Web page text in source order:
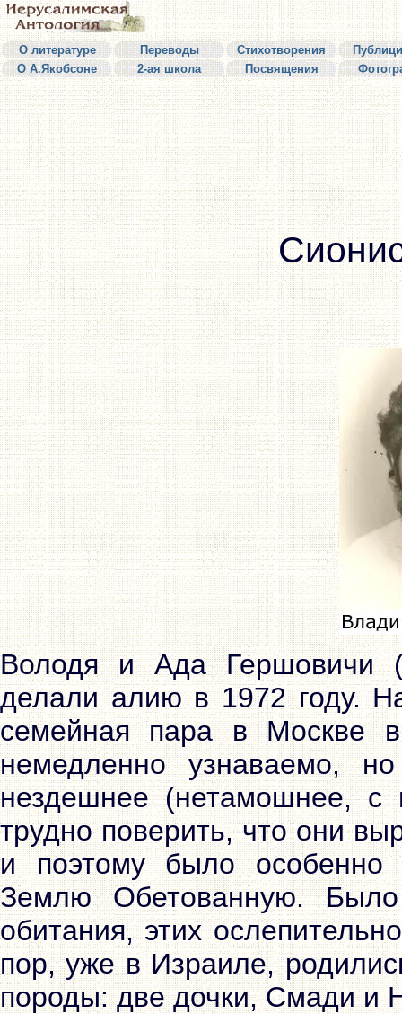
О литературе Переводы Стихотворения
О А.Якобсоне
2-ая школа Посвящения
Володя и Ада Гершовичи
делали алию в 1972 году.
семейная пара в Москве
немедленно узнаваемо,
нездешнее (нетамошнее,
трудно поверить, что они
и поэтому было особенно
Землю Обетованную.
обитания, этих
пор, уже в Израиле,
породы: две дочки, Смади и